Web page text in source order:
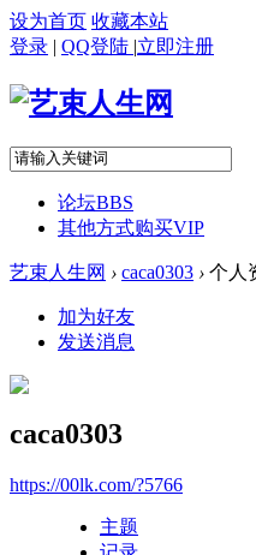
设为首页 收藏本站
登录 | QQ登陆 |立即注册
论坛BBS
其他方式购买VIP
艺束人生网 › caca0303 › 个人
加为好友
发送消息
caca0303
https://00lk.com/?5766
主题